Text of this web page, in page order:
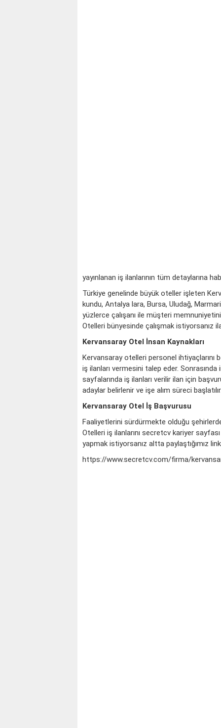
yayınlanan iş ilanlarının tüm detaylarına
Türkiye genelinde büyük oteller işleten
kundu, Antalya lara, Bursa, Uludağ,
yüzlerce çalışanı ile müşteri
Otelleri bünyesinde çalışmak istiyorsanız
Kervansaray Otel İnsan Kaynakları
Kervansaray otelleri personel ihtiyaçlarını
iş ilanları vermesini talep eder. Sonrasında
sayfalarında iş ilanları verilir ilan için
adaylar belirlenir ve işe alım süreci
Kervansaray Otel İş Başvurusu
Faaliyetlerini sürdürmekte olduğu
Otelleri iş ilanlarını secretcv kariyer
yapmak istiyorsanız altta paylaştığımız
https://www.secretcv.com/firma/